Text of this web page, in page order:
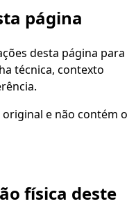
página
desta página para
técnica, contexto
e não contém o
física deste